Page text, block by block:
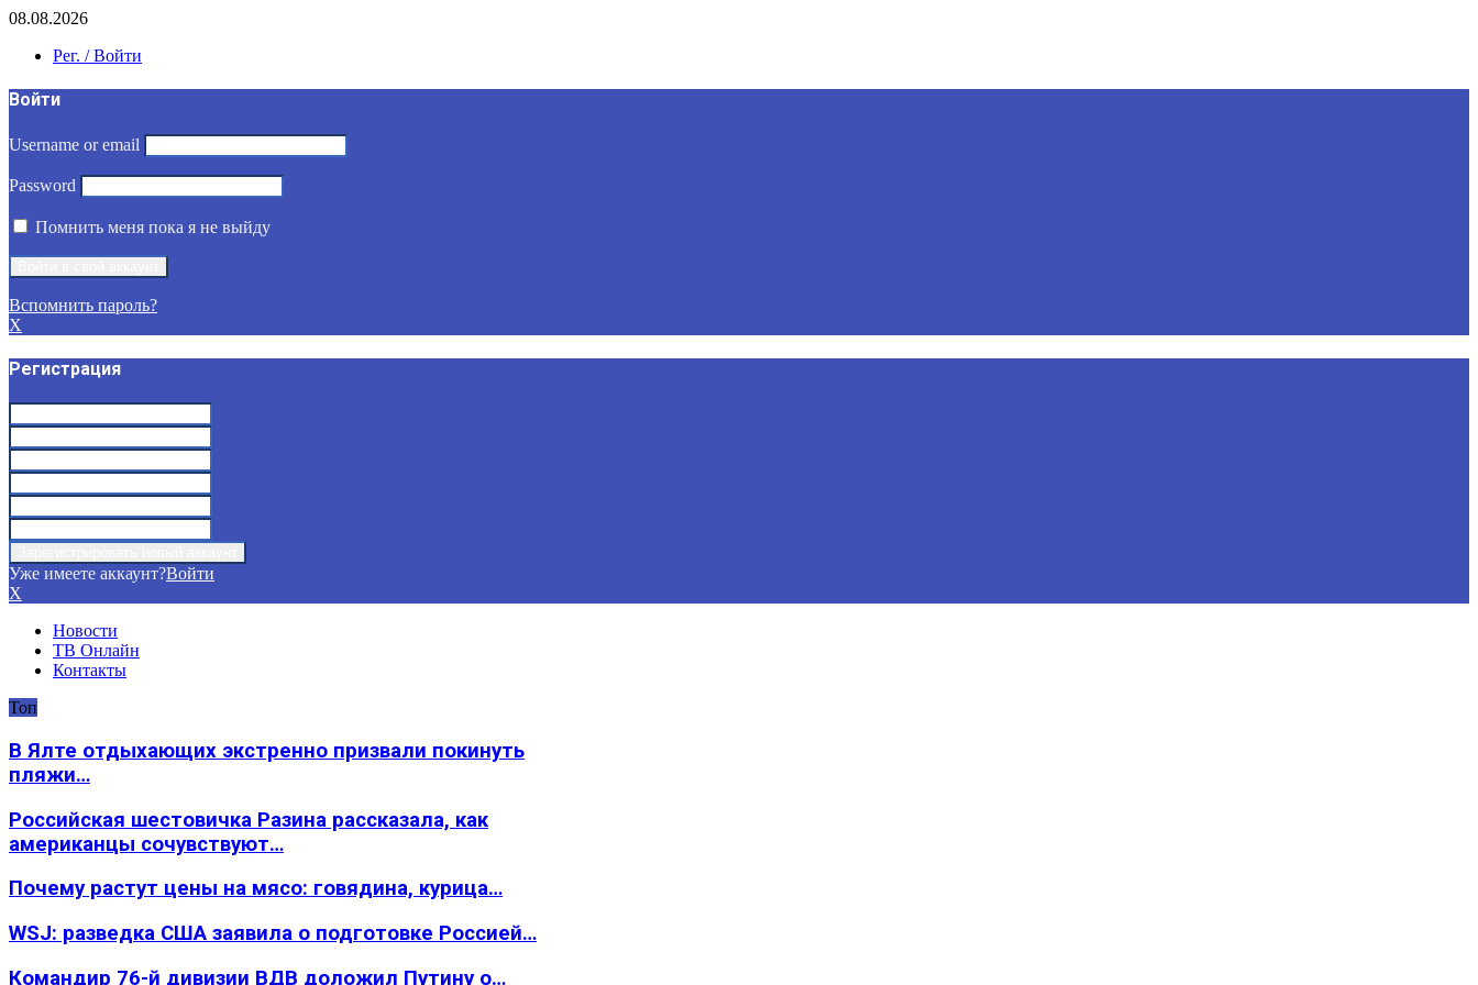
08.08.2026
Рег. / Войти
Войти
Username or email
Password
Помнить меня пока я не выйду
Вспомнить пароль?
X
Регистрация
Уже имеете аккаунт?Войти
X
Новости
ТВ Онлайн
Контакты
Топ
В Ялте отдыхающих экстренно призвали покинуть
пляжи…
Российская шестовичка Разина рассказала, как
американцы сочувствуют…
Почему растут цены на мясо: говядина, курица…
WSJ: разведка США заявила о подготовке Россией…
Командир 76-й дивизии ВДВ доложил Путину о…